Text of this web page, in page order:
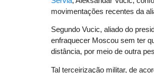
movimentações recentes da
Segundo Vucic, aliado do
enfraquecer Moscou sem ter
distância, por meio de outra
Tal terceirização militar, de